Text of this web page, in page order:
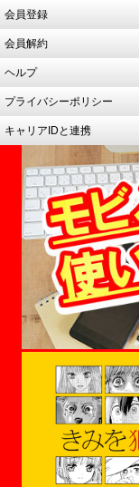
会員登録
会員解約
ヘルプ
プライバシーポリシー
キャリアIDと連携